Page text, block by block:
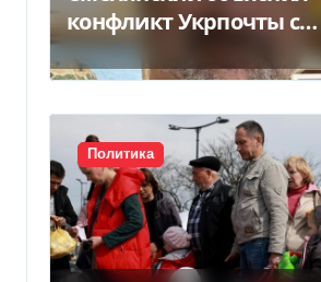
конфликт Укрпочты с
НБУ из-за платежек
Политика